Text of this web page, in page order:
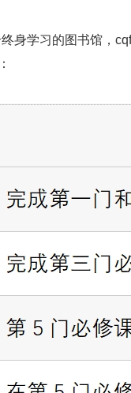
学习的图书馆，